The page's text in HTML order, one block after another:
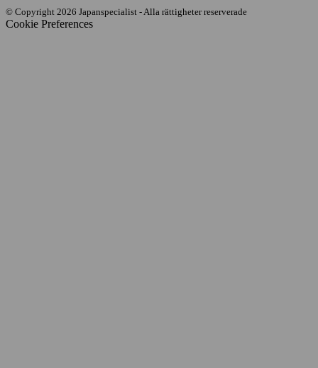
© Copyright 2026 Japanspecialist - Alla rättigheter reserverade
Cookie Preferences